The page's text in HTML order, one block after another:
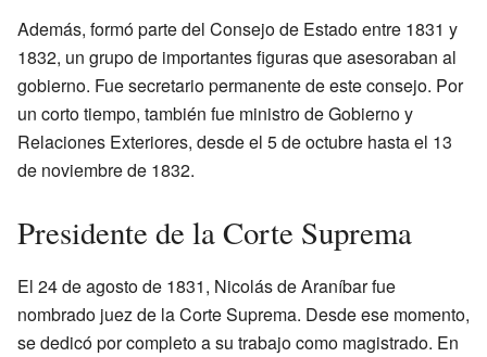
Además, formó parte del Consejo de Estado entre 1831 y
1832, un grupo de importantes figuras que asesoraban al
gobierno. Fue secretario permanente de este consejo. Por
un corto tiempo, también fue ministro de Gobierno y
Relaciones Exteriores, desde el 5 de octubre hasta el 13
de noviembre de 1832.
Presidente de la Corte Suprema
El 24 de agosto de 1831, Nicolás de Araníbar fue
nombrado juez de la Corte Suprema. Desde ese momento,
se dedicó por completo a su trabajo como magistrado. En